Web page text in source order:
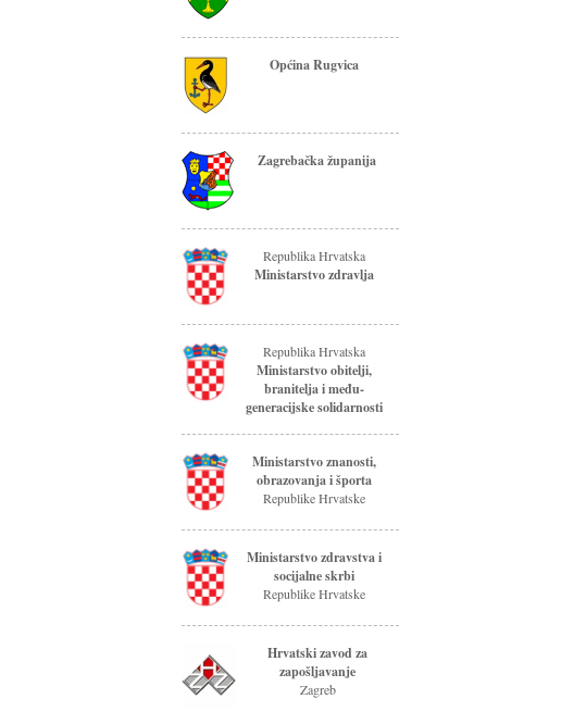
Općina Rugvica
Zagrebačka županija
Republika Hrvatska
Ministarstvo zdravlja
Republika Hrvatska
Ministarstvo obitelji,
branitelja i među-
generacijske solidarnosti
Ministarstvo znanosti,
obrazovanja i športa
Republike Hrvatske
Ministarstvo zdravstva i
socijalne skrbi
Republike Hrvatske
Hrvatski zavod za
zapošljavanje
Zagreb